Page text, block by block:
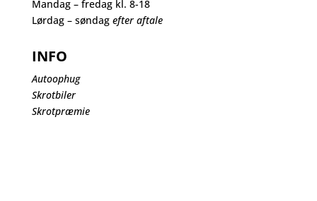
Mandag – fredag kl. 8-18
Lørdag – søndag efter aftale
INFO
Autoophug
Skrotbiler
Skrotpræmie